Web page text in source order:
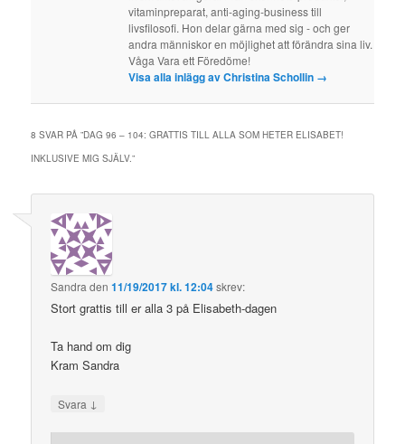
vitaminpreparat, anti-aging-business till
livsfilosofi. Hon delar gärna med sig - och ger
andra människor en möjlighet att förändra sina liv.
Våga Vara ett Föredöme!
Visa alla inlägg av Christina Schollin →
8 SVAR PÅ ”DAG 96 – 104: GRATTIS TILL ALLA SOM HETER ELISABET!
INKLUSIVE MIG SJÄLV.”
Sandra den11/19/2017 kl. 12:04skrev:
Stort grattis till er alla 3 på Elisabeth-dagen
Ta hand om dig
Kram Sandra
Svara ↓